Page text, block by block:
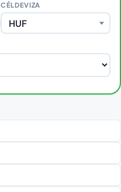
CÉLDEVIZA
HUF